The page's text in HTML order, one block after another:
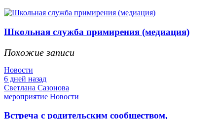
Школьная служба примирения (медиация)
Похожие записи
Новости
6 дней назад
Светлана Сазонова
мероприятие Новости
Встреча с родительским сообществом,